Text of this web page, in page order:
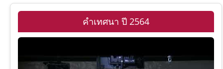
คำเทศนา ปี 2564